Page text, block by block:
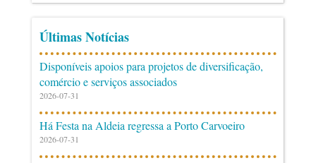
Últimas Notícias
Disponíveis apoios para projetos de diversificação,
comércio e serviços associados
2026-07-31
Há Festa na Aldeia regressa a Porto Carvoeiro
2026-07-31